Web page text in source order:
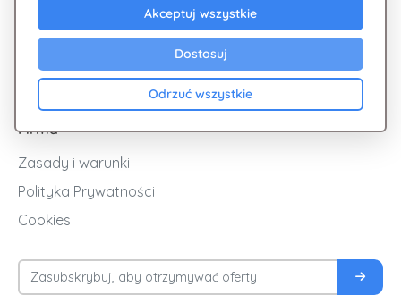
Akceptuj wszystkie
Dostosuj
Odrzuć wszystkie
Cashback
Blog
Firma
Zasady i warunki
Polityka Prywatności
Cookies